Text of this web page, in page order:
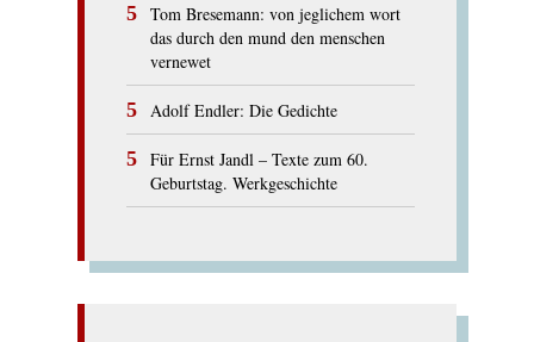
Tom Bresemann: von jeglichem wort
das durch den mund den menschen
vernewet
Adolf Endler: Die Gedichte
Für Ernst Jandl – Texte zum 60.
Geburtstag. Werkgeschichte